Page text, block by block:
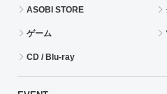
ASOBI STORE
ゲーム
CD / Blu-ray